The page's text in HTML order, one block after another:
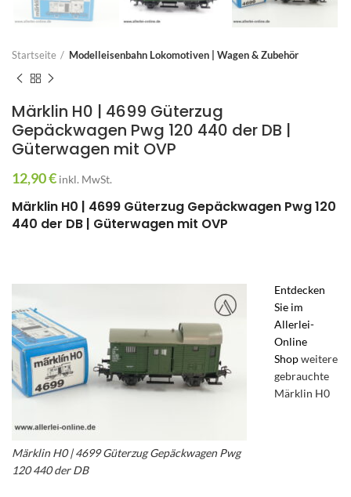
Startseite Modelleisenbahn Lokomotiven | Wagen & Zubehör
Märklin H0 | 4699 Güterzug
Gepäckwagen Pwg 120 440 der DB |
Güterwagen mit OVP
12,90€ inkl. MwSt.
Märklin H0 | 4699 Güterzug Gepäckwagen Pwg 120
440 der DB | Güterwagen mit OVP
Märklin H0 | 4699 Güterzug Gepäckwagen Pwg
120 440 der DB
Entdecken
Sie im
Allerlei-
Online
Shopweitere
gebrauchte
Märklin H0